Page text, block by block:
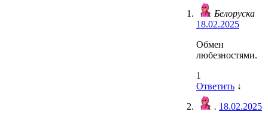
Белоруска
18.02.2025
Обмен
любезностями.
1
Ответить ↓
. 18.02.2025